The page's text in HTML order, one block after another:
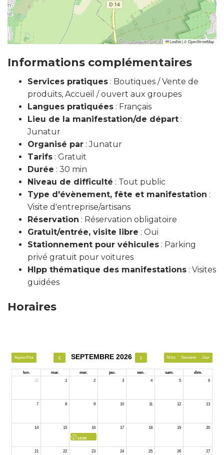
Leaflet|©OpenStreetMap
Informations complémentaires
Services pratiques : Boutiques / Vente de
produits, Accueil / ouvert aux groupes
Langues pratiquées : Français
Lieu de la manifestation/de départ :
Junatur
Organisé par : Junatur
Tarifs : Gratuit
Durée : 30 min
Niveau de difficulté : Tout public
Type d'évènement, fête et manifestation :
Visite d'entreprise/artisans
Réservation : Réservation obligatoire
Gratuit/entrée, visite libre : Oui
Stationnement pour véhicules : Parking
privé gratuit pour voitures
Hlpp thématique des manifestations : Visites
guidées
Horaires